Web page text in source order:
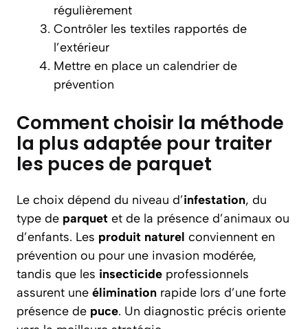
régulièrement
Contrôler les textiles rapportés de
l’extérieur
Mettre en place un calendrier de
prévention
Comment choisir la méthode
la plus adaptée pour traiter
les puces de parquet
Le choix dépend du niveau d’infestation, du
type de parquet et de la présence d’animaux ou
d’enfants. Les produit naturel conviennent en
prévention ou pour une invasion modérée,
tandis que les insecticide professionnels
assurent une élimination rapide lors d’une forte
présence de puce. Un diagnostic précis oriente